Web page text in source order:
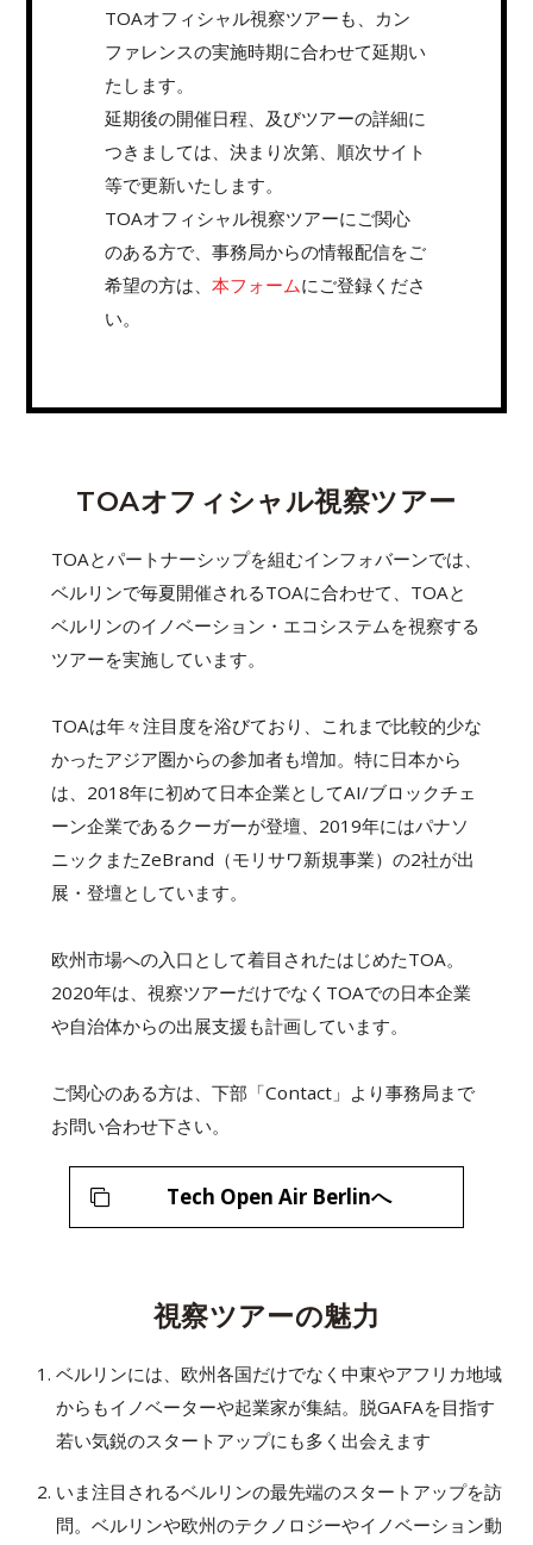
TOAオフィシャル視察ツアーも、カン
ファレンスの実施時期に合わせて延期い
たします。
延期後の開催日程、及びツアーの詳細に
つきましては、決まり次第、順次サイト
等で更新いたします。
TOAオフィシャル視察ツアーにご関心
のある方で、事務局からの情報配信をご
希望の方は、本フォームにご登録くださ
い。
TOAオフィシャル視察ツアー
TOAとパートナーシップを組むインフォバーンでは、
ベルリンで毎夏開催されるTOAに合わせて、TOAと
ベルリンのイノベーション・エコシステムを視察する
ツアーを実施しています。
TOAは年々注目度を浴びており、これまで比較的少な
かったアジア圏からの参加者も増加。特に日本から
は、2018年に初めて日本企業としてAI/ブロックチェ
ーン企業であるクーガーが登壇、2019年にはパナソ
ニックまたZeBrand（モリサワ新規事業）の2社が出
展・登壇としています。
欧州市場への入口として着目されたはじめたTOA。
2020年は、視察ツアーだけでなくTOAでの日本企業
や自治体からの出展支援も計画しています。
ご関心のある方は、下部「Contact」より事務局まで
お問い合わせ下さい。
Tech Open Air Berlinへ
視察ツアーの魅力
ベルリンには、欧州各国だけでなく中東やアフリカ地域
からもイノベーターや起業家が集結。脱GAFAを目指す
若い気鋭のスタートアップにも多く出会えます
いま注目されるベルリンの最先端のスタートアップを訪
問。ベルリンや欧州のテクノロジーやイノベーション動